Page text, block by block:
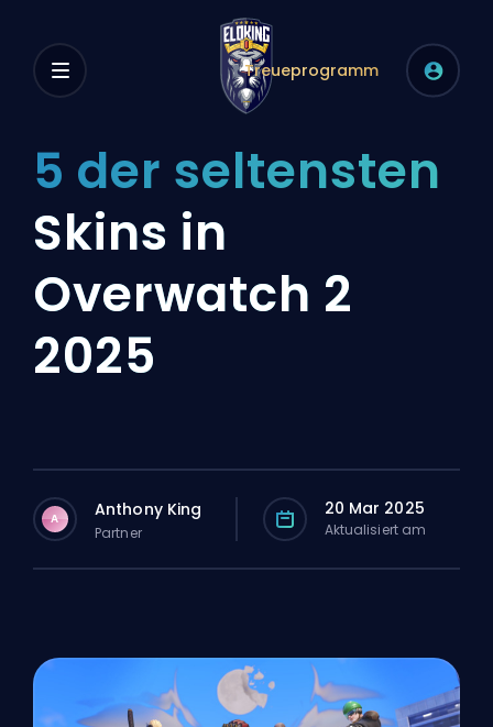
Treueprogramm
5 der seltensten
Skins in
Overwatch 2
2025
A Anthony King
Partner
20 Mar 2025
Aktualisiert am